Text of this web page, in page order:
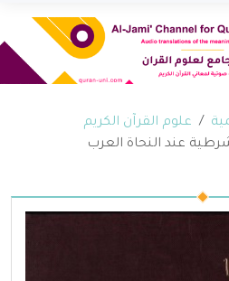
علوم القرآن الكريم
عند النحاة العرب